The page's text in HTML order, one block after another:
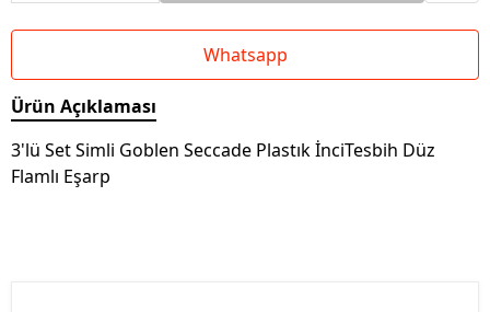
Whatsapp
Ürün Açıklaması
3'lü Set Simli Goblen Seccade Plastık İnciTesbih Düz
Flamlı Eşarp